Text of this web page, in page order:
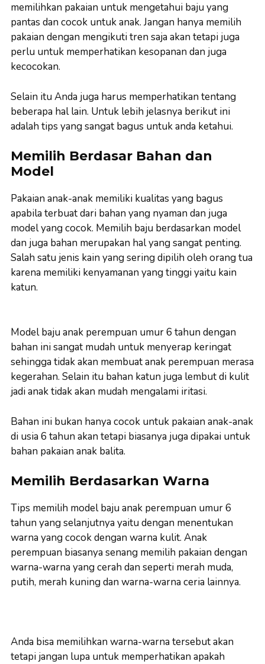
memilihkan pakaian untuk mengetahui baju yang
pantas dan cocok untuk anak. Jangan hanya memilih
pakaian dengan mengikuti tren saja akan tetapi juga
perlu untuk memperhatikan kesopanan dan juga
kecocokan.
Selain itu Anda juga harus memperhatikan tentang
beberapa hal lain. Untuk lebih jelasnya berikut ini
adalah tips yang sangat bagus untuk anda ketahui.
Memilih Berdasar Bahan dan
Model
Pakaian anak-anak memiliki kualitas yang bagus
apabila terbuat dari bahan yang nyaman dan juga
model yang cocok. Memilih baju berdasarkan model
dan juga bahan merupakan hal yang sangat penting.
Salah satu jenis kain yang sering dipilih oleh orang tua
karena memiliki kenyamanan yang tinggi yaitu kain
katun.
Model baju anak perempuan umur 6 tahun dengan
bahan ini sangat mudah untuk menyerap keringat
sehingga tidak akan membuat anak perempuan merasa
kegerahan. Selain itu bahan katun juga lembut di kulit
jadi anak tidak akan mudah mengalami iritasi.
Bahan ini bukan hanya cocok untuk pakaian anak-anak
di usia 6 tahun akan tetapi biasanya juga dipakai untuk
bahan pakaian anak balita.
Memilih Berdasarkan Warna
Tips memilih model baju anak perempuan umur 6
tahun yang selanjutnya yaitu dengan menentukan
warna yang cocok dengan warna kulit. Anak
perempuan biasanya senang memilih pakaian dengan
warna-warna yang cerah dan seperti merah muda,
putih, merah kuning dan warna-warna ceria lainnya.
Anda bisa memilihkan warna-warna tersebut akan
tetapi jangan lupa untuk memperhatikan apakah